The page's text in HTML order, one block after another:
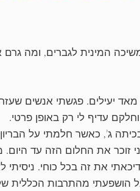
המינית לגברים, ומה גרם
יעילים. פגשתי אנשים
עדיף לי רק באופן פרטי.
ג’, כאשר חלמתי על
את זה בכל כוחי.
הושפעתי מהתרבות